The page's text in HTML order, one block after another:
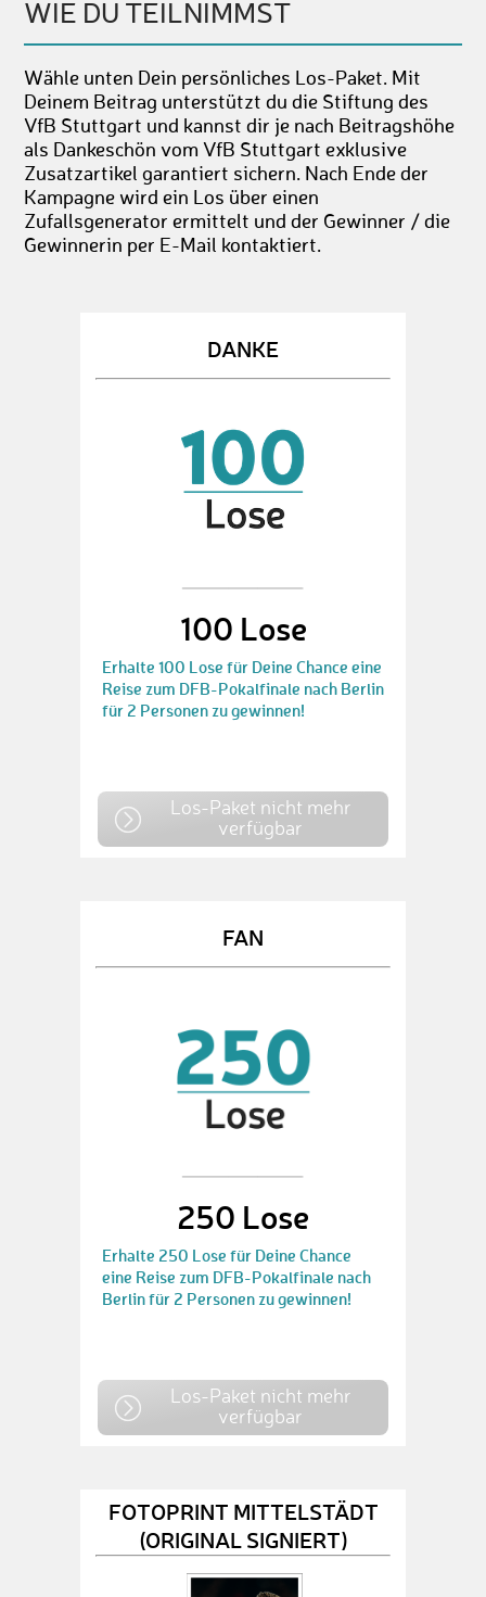
WIE DU TEILNIMMST
Wähle unten Dein persönliches Los-Paket. Mit
Deinem Beitrag unterstützt du die Stiftung des
VfB Stuttgart und kannst dir je nach Beitragshöhe
als Dankeschön vom VfB Stuttgart exklusive
Zusatzartikel garantiert sichern. Nach Ende der
Kampagne wird ein Los über einen
Zufallsgenerator ermittelt und der Gewinner / die
Gewinnerin per E-Mail kontaktiert.
DANKE
100 Lose
Erhalte 100 Lose für Deine Chance eine
Reise zum DFB-Pokalfinale nach Berlin
für 2 Personen zu gewinnen!
Los-Paket nicht mehr
verfügbar
FAN
250 Lose
Erhalte 250 Lose für Deine Chance
eine Reise zum DFB-Pokalfinale nach
Berlin für 2 Personen zu gewinnen!
Los-Paket nicht mehr
verfügbar
FOTOPRINT MITTELSTÄDT
(ORIGINAL SIGNIERT)